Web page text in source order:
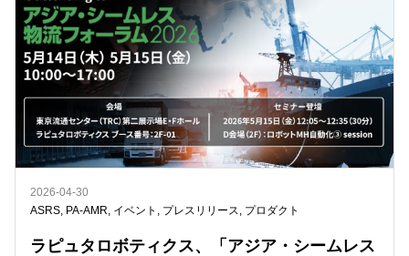
2026-04-30
ASRS PA-AMR イベント プレスリリース プロダクト
ラピュタロボティクス、「アジア・シームレス